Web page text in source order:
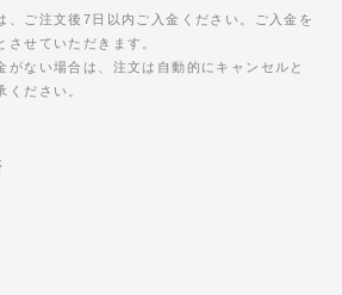
、ご注文後7日以内ご入金ください。ご入金を
させていただきます。
がない場合は、注文は自動的にキャンセルと
ください。